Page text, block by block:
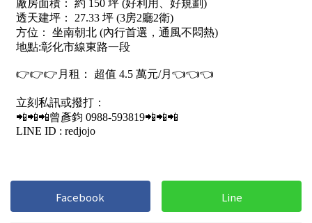
5~10樓 11~20樓
21樓以上
格局
2房Facebook Line